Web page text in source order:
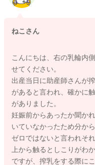
ねこさん
こんにちは、右の乳輪内
せてください。
出産当日に助産師さんが
があると言われ、確かに
がありました。
妊娠前からあったか聞か
いていなかったため分か
ゼロではないと言われそ
上から触るとしこりがわ
ですが、搾乳をする際に